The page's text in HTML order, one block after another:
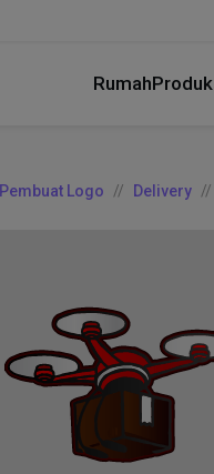
RumahProduk
Pembuat Logo Delivery